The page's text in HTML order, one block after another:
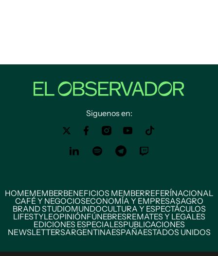
Siguenos en:
HOMEMEMBERBENEFICIOS MEMBERREFERÍNACIONAL
CAFÉ Y NEGOCIOSECONOMÍA Y EMPRESASAGRO
BRAND STUDIOMUNDOCULTURA Y ESPECTÁCULOS
LIFESTYLEOPINIÓNFÚNEBRESREMATES Y LEGALES
EDICIONES ESPECIALESPUBLICACIONES
NEWSLETTERSARGENTINAESPAÑAESTADOS UNIDOS